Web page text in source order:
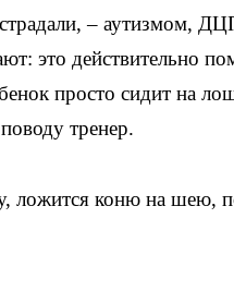
– аутизмом,
это действительно
просто сидит на
тренер.
ложится коню на шею,